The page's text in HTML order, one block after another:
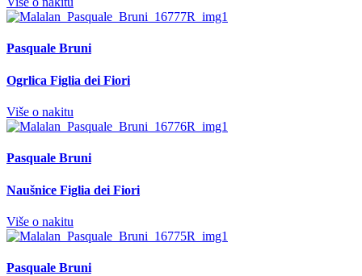
Pasquale Bruni
Ogrlica Figlia dei Fiori
Više o nakitu
Pasquale Bruni
Naušnice Figlia dei Fiori
Više o nakitu
Pasquale Bruni